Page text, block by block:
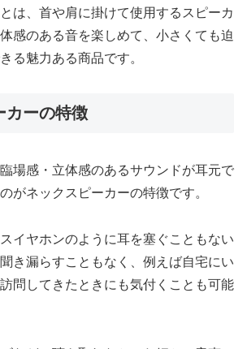
は、首や肩に掛けて使用するスピーカ
感のある音を楽しめて、小さくても迫
る魅力ある商品です。
カーの特徴
場感・立体感のあるサウンドが耳元で
がネックスピーカーの特徴です。
イヤホンのように耳を塞ぐこともない
き漏らすこともなく、例えば自宅にい
問してきたときにも気付くことも可能